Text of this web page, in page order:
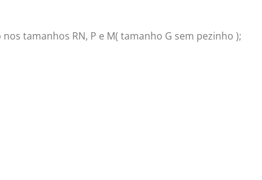
tamanhos RN, P e M( tamanho G sem pezinho );